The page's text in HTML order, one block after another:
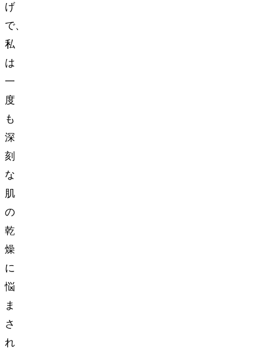
げ
で、
私
は
一
度
も
深
刻
な
肌
の
乾
燥
に
悩
ま
さ
れ